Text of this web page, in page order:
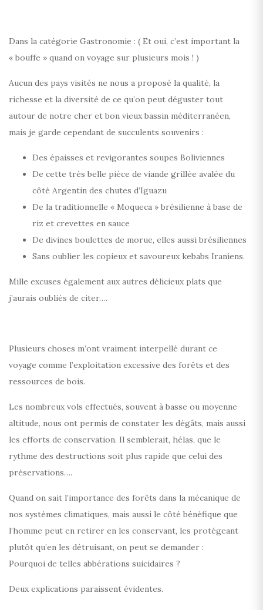
Dans la catégorie Gastronomie : ( Et oui, c’est important la
« bouffe » quand on voyage sur plusieurs mois ! )
Aucun des pays visités ne nous a proposé la qualité, la
richesse et la diversité de ce qu’on peut déguster tout
autour de notre cher et bon vieux bassin méditerranéen,
mais je garde cependant de succulents souvenirs :
Des épaisses et revigorantes soupes Boliviennes
De cette très belle pièce de viande grillée avalée du
côté Argentin des chutes d’Iguazu
De la traditionnelle « Moqueca » brésilienne à base de
riz et crevettes en sauce
De divines boulettes de morue, elles aussi brésiliennes
Sans oublier les copieux et savoureux kebabs Iraniens.
Mille excuses également aux autres délicieux plats que
j’aurais oubliés de citer….
Plusieurs choses m’ont vraiment interpellé durant ce
voyage comme l’exploitation excessive des forêts et des
ressources de bois.
Les nombreux vols effectués, souvent à basse ou moyenne
altitude, nous ont permis de constater les dégâts, mais aussi
les efforts de conservation. Il semblerait, hélas, que le
rythme des destructions soit plus rapide que celui des
préservations….
Quand on sait l’importance des forêts dans la mécanique de
nos systèmes climatiques, mais aussi le côté bénéfique que
l’homme peut en retirer en les conservant, les protégeant
plutôt qu’en les détruisant, on peut se demander :
Pourquoi de telles abbérations suicidaires ?
Deux explications paraissent évidentes.